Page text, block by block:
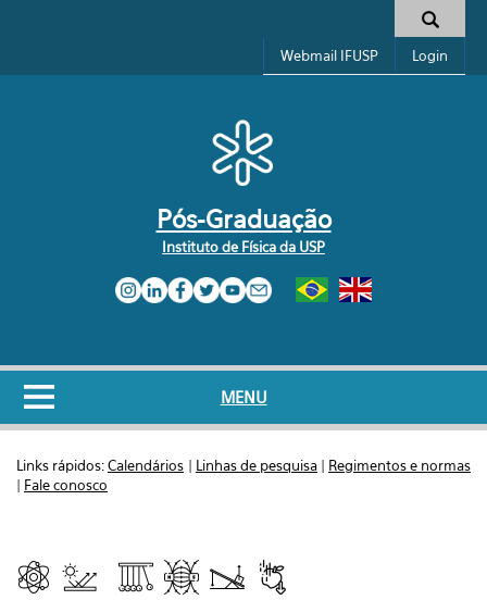
Formulário de busca
Webmail IFUSP Login
Pós-Graduação
Instituto de Física da USP
MENU
Links rápidos:Calendários | Linhas de pesquisa | Regimentos e normas
| Fale conosco